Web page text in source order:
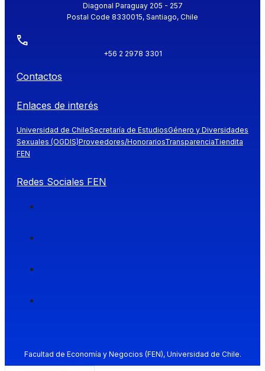
Diagonal Paraguay 205 - 257
Postal Code 8330015, Santiago, Chile
+56 2 2978 3301
Contactos
Enlaces de interés
Universidad de ChileSecretaría de EstudiosGénero y Diversidades
Sexuales (OGDIS)Proveedores/HonorariosTransparenciaTiendita
FEN
Redes Sociales FEN
Facultad de Economía y Negocios (FEN), Universidad de Chile.